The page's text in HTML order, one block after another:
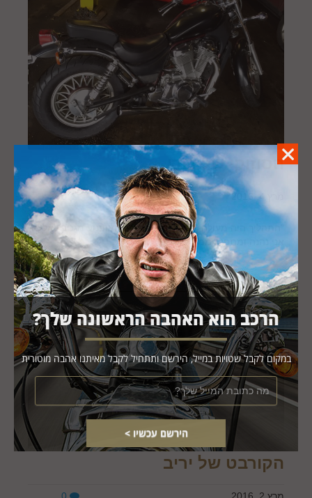
הסוזוקי של דודו
מרץ 4, 2016
"התהליך היה מעולה, אני מבסוט לגמרי, האופנוע מגניב לאללה,
אני נהנה ומתפנק ממנו לגמרי."
הקורבט של יריב
הרכב הוא האהבה הראשונה שלך?
במקום לקבל שטויות במייל, הירשם ותתחיל לקבל מאיתנו אהבה מוטורית